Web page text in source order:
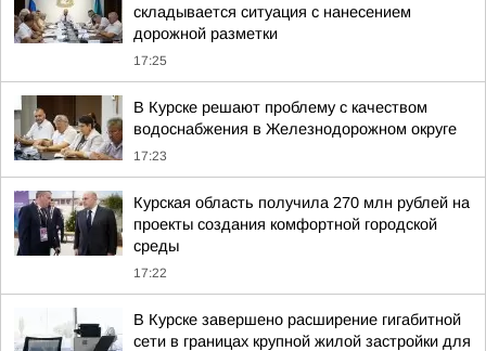
складывается ситуация с нанесением
дорожной разметки
17:25
В Курске решают проблему с качеством
водоснабжения в Железнодорожном округе
17:23
Курская область получила 270 млн рублей на
проекты создания комфортной городской
среды
17:22
В Курске завершено расширение гигабитной
сети в границах крупной жилой застройки для